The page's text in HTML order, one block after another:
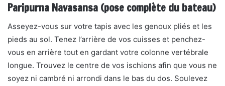
Paripurna Navasansa (pose complète du bateau)
Asseyez-vous sur votre tapis avec les genoux pliés et les
pieds au sol. Tenez l’arrière de vos cuisses et penchez-
vous en arrière tout en gardant votre colonne vertébrale
longue. Trouvez le centre de vos ischions afin que vous ne
soyez ni cambré ni arrondi dans le bas du dos. Soulevez